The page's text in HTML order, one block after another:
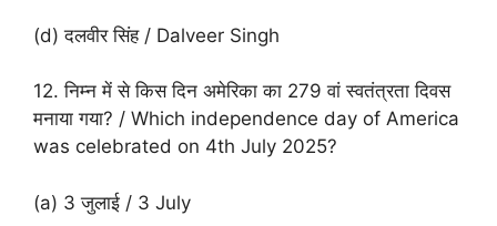
(d) दलवीर सिंह / Dalveer Singh
12. निम्न में से किस दिन अमेरिका का 279 वां स्वतंत्रता दिवस
मनाया गया? / Which independence day of America
was celebrated on 4th July 2025?
(a) 3 जुलाई / 3 July